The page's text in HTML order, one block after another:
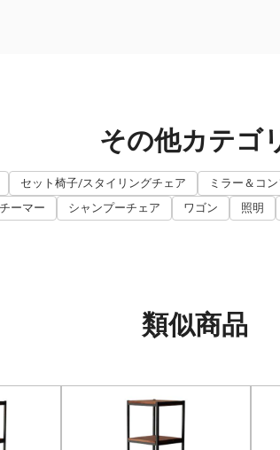
その他カテゴ
セット椅子/スタイリングチェア ミラー＆コ
ーマー
シャンプーチェア ワゴン 照明
類似商品